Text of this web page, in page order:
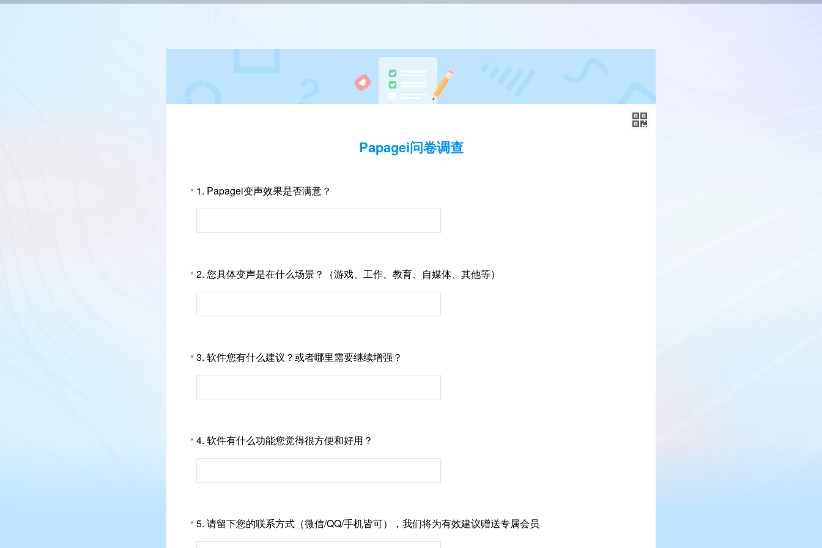
Papagei问卷调查
* 1. Papagei变声效果是否满意？
*2. 您具体变声是在什么场景？（游戏、工作、教育、自媒体、其他等）
*3. 软件您有什么建议？或者哪里需要继续增强？
*4. 软件有什么功能您觉得很方便和好用？
*5. 请留下您的联系方式（微信/QQ/手机皆可），我们将为有效建议赠送专属会员